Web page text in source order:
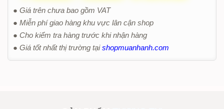
● Giá trên chưa bao gồm VAT
● Miễn phí giao hàng khu vực lân cận shop
● Cho kiểm tra hàng trước khi nhận hàng
● Giá tốt nhất thị trường tạishopmuanhanh.com